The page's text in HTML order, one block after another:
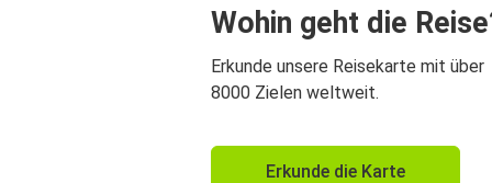
Wohin geht die
Erkunde unsere Reisekarte mit über
8000 Zielen weltweit.
Erkunde die Karte